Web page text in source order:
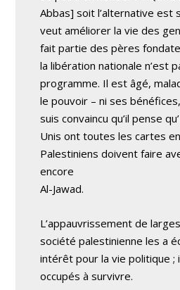
Abbas] soit l’alternative est
veut améliorer la vie des
fait partie des pères
la libération nationale n’est
programme. Il est âgé,
le pouvoir – ni ses
suis convaincu qu’il pense
Unis ont toutes les cartes
Palestiniens doivent faire
encore
Al-Jawad.
L’appauvrissement de
société palestinienne les a
intérêt pour la vie politique ;
occupés à survivre.